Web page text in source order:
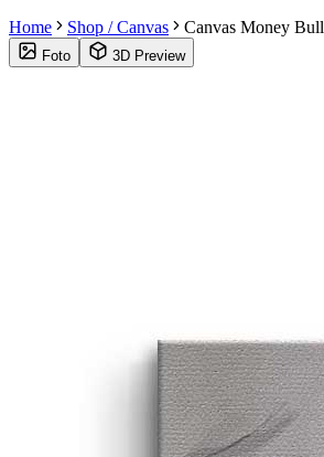
Home
Shop / Canvas Canvas Money Bull
Foto 3D Preview